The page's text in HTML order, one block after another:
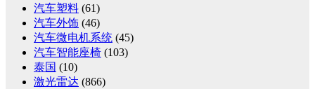
汽车塑料 (61)
汽车外饰 (46)
汽车微电机系统 (45)
汽车智能座椅 (103)
泰国 (10)
激光雷达 (866)